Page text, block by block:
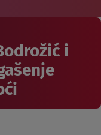
i